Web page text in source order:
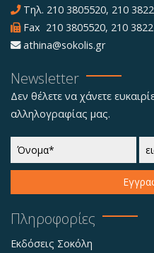
Τηλ. 210 3805520, 210
Fax 210 3805520, 210
athina@sokolis.gr
Newsletter
Δεν θέλετε να χάνετε
αλληλογραφίας μας.
Πληροφορίες
Εκδόσεις Σοκόλη